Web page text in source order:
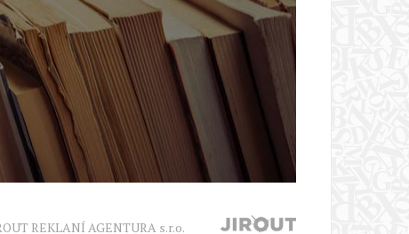
REKLANÍ AGENTURA s.r.o.